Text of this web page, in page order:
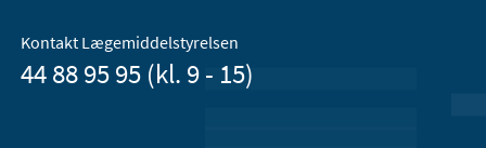
Kontakt Lægemiddelstyrelsen
44 88 95 95 (kl. 9 - 15)